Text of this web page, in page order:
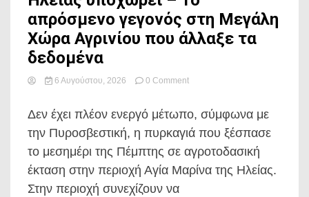
απρόσμενο γεγονός στη Μεγάλη
Χώρα Αγρινίου που άλλαξε τα
δεδομένα
6 Αυγούστου, 2026 0 Commenton
στην
Αγία
Ηλείας
υποχωρεί
–
Δεν έχει πλέον ενεργό μέτωπο, σύμφωνα με
την Πυροσβεστική, η πυρκαγιά που ξέσπασε
το μεσημέρι της Πέμπτης σε αγροτοδασική
έκταση στην περιοχή Αγία Μαρίνα της Ηλείας.
Στην περιοχή συνεχίζουν να